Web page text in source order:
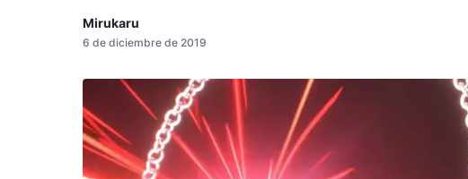
Mirukaru
6 de diciembre de 2019